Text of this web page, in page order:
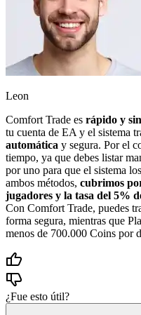
Leon
Comfort Trade es rápido y
tu cuenta de EA y el sistema
automática y segura. Por el
tiempo, ya que debes listar
por uno para que el sistema
ambos métodos, cubrimos
jugadores y la tasa del 5%
Con Comfort Trade, puedes
forma segura, mientras que
menos de 700.000 Coins por
¿Fue esto útil?